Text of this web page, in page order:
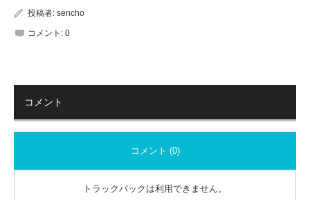
投稿者: sencho
コメント: 0
コメント
コメント (0)
トラックバックは利用できません。